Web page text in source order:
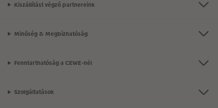
Kiszállítást végző partnereink
Minőség & Megbízhatóság
Fenntarthatóság a CEWE-nél
Szolgáltatások